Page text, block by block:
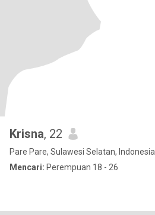
Krisna, 22
Pare Pare, Sulawesi Selatan, Indonesia
Mencari: Perempuan 18 - 26